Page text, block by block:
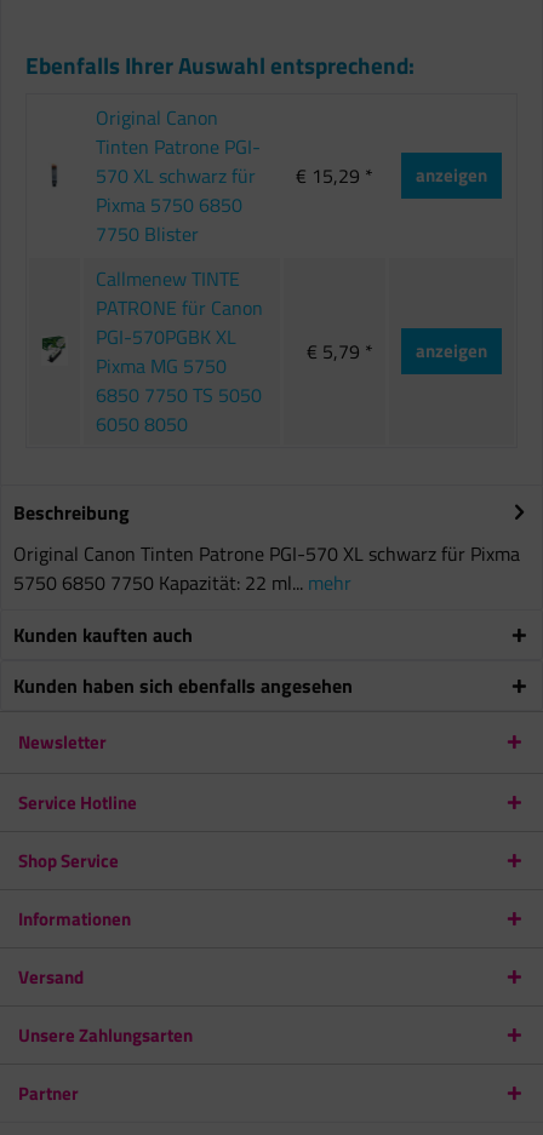
Ebenfalls Ihrer Auswahl entsprechend:
Original Canon
Tinten Patrone PGI-
570 XL schwarz für
Pixma 5750 6850
7750 Blister
€ 15,29 * anzeigen
Callmenew TINTE
PATRONE für Canon
PGI-570PGBK XL
Pixma MG 5750
6850 7750 TS 5050
6050 8050
€ 5,79 * anzeigen
Beschreibung
Original Canon Tinten Patrone PGI-570 XL schwarz für Pixma
5750 6850 7750 Kapazität: 22 ml... mehr
Kunden kauften auch
Kunden haben sich ebenfalls angesehen
Newsletter
Service Hotline
Shop Service
Informationen
Versand
Unsere Zahlungsarten
Partner